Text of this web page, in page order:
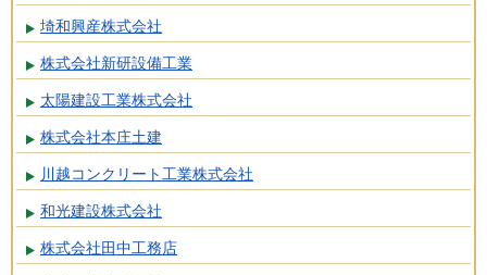
埼和興産株式会社
株式会社新研設備工業
太陽建設工業株式会社
株式会社本庄土建
川越コンクリート工業株式会社
和光建設株式会社
株式会社田中工務店